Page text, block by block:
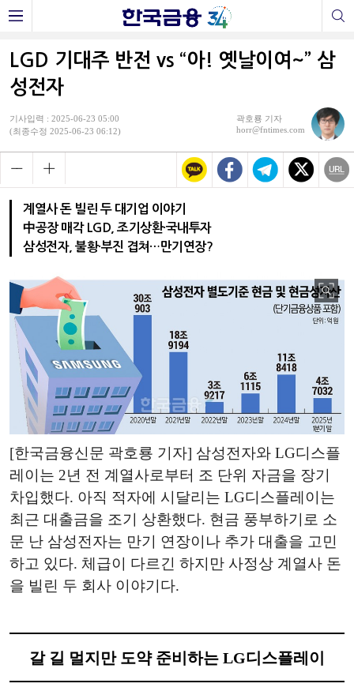
LGD 기대주 반전 vs “아! 옛날이여~” 삼
성전자
기사입력 : 2025-06-23 05:00
(최종수정 2025-06-23 06:12)
곽호룡 기자
horr@fntimes.com
계열사 돈 빌린 두 대기업 이야기
中공장 매각 LGD, 조기상환·국내투자
삼성전자, 불황·부진 겹쳐…만기연장?
[한국금융신문 곽호룡 기자] 삼성전자와 LG디스플
레이는 2년 전 계열사로부터 조 단위 자금을 장기
차입했다. 아직 적자에 시달리는 LG디스플레이는
최근 대출금을 조기 상환했다. 현금 풍부하기로 소
문 난 삼성전자는 만기 연장이나 추가 대출을 고민
하고 있다. 체급이 다르긴 하지만 사정상 계열사 돈
을 빌린 두 회사 이야기다.
갈 길 멀지만 도약 준비하는 LG디스플레이